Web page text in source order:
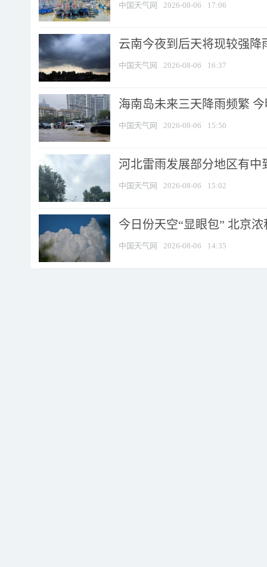
中国天气网 2026-08-06 17:06
云南今夜到后天将现较强降
中国天气网 2026-08-06 16:37
海南岛未来三天降雨频繁
中国天气网 2026-08-06 15:50
河北雷雨发展部分地区有中
中国天气网 2026-08-06 15:02
今日份天空“显眼包” 北京
中国天气网 2026-08-06 14:35